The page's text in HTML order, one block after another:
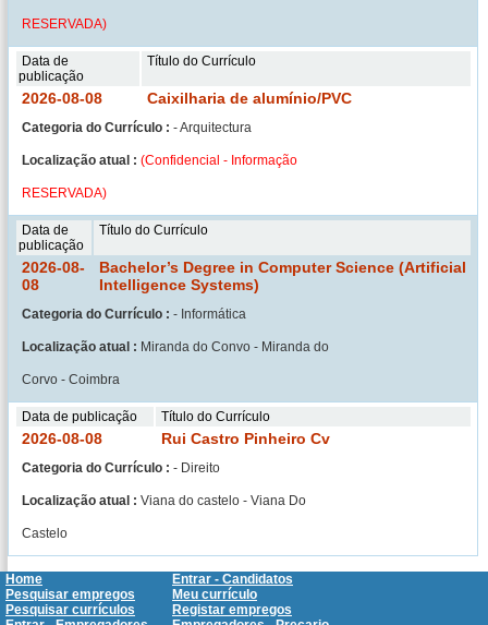
RESERVADA)
Data de
publicação
Título do Currículo
2026-08-08 Caixilharia de alumínio/PVC
Categoria do Currículo : - Arquitectura
Localização atual : (Confidencial - Informação
RESERVADA)
Data de
publicação
Título do Currículo
2026-08-
08
Bachelor’s Degree in Computer Science (Artificial
Intelligence Systems)
Categoria do Currículo : - Informática
Localização atual : Miranda do Convo - Miranda do
Corvo - Coimbra
Data de publicação Título do Currículo
2026-08-08 Rui Castro Pinheiro Cv
Categoria do Currículo : - Direito
Localização atual : Viana do castelo - Viana Do
Castelo
Home
Entrar - Candidatos
Pesquisar empregos
Meu currículo
Pesquisar currículos
Registar empregos